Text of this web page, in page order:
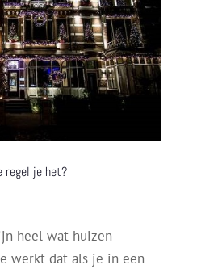
regel je het?
heel wat huizen
werkt dat als je in een